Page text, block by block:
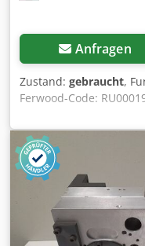
Anfragen
Zustand: gebraucht,
Ferwood-Code:
Funktionalität: Nicht
BIESSE TECHNO FDT
TECHNO S – Bei
Revisionsservice an,
Thjk Toa